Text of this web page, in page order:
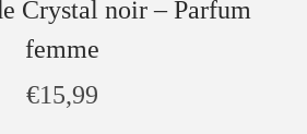
Crystal noir – Parfum
femme
€15,99